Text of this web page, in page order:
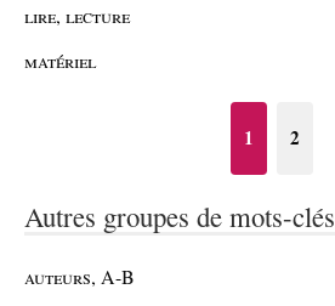
lire, lecture
matériel
1 2
Autres groupes de mots-clés
auteurs, A-B